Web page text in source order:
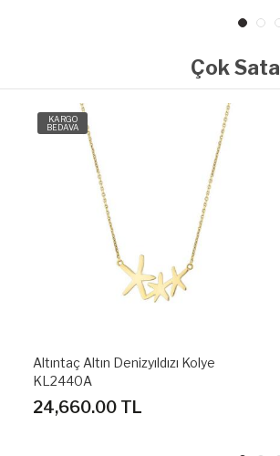
Çok
KARGO
BEDAVA
Altıntaç Altın Denizyıldızı Kolye
KL2440A
24,660.00 TL